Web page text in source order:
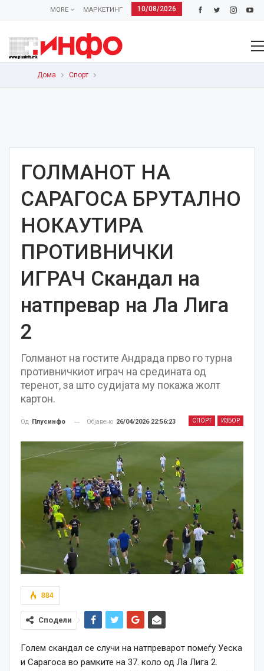
10/08/2026
МАРКЕТИНГ
MORE
Дома Спорт
ГОЛМАНОТ НА
САРАГОСА БРУТАЛНО
НОКАУТИРА
ПРОТИВНИЧКИ
ИГРАЧ Скандал на
натпревар на Ла Лига
2
Голманот на гостите Андрада прво го турна
противничкиот играч на средината од
теренот, за што судијата му покажа жолт
картон.
СПОРТ ИЗБОР
Од Плусинфо Објавено 26/04/2026 22:56:23
884
Сподели
Голем скандал се случи на натпреварот помеѓу Уеска
и Сарагоса во рамките на 37. коло од Ла Лига 2.